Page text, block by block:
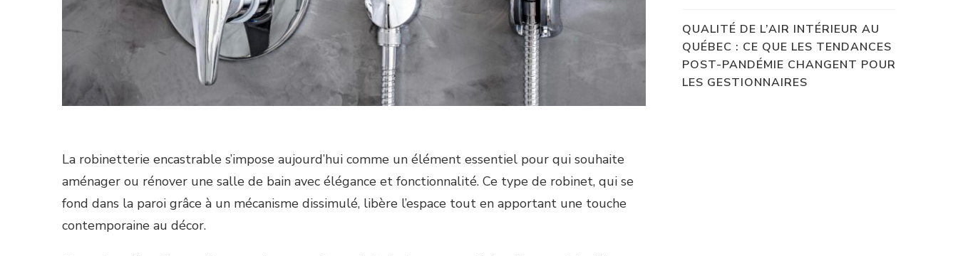
La robinetterie encastrable s’impose aujourd’hui comme un élément essentiel pour qui souhaite
aménager ou rénover une salle de bain avec élégance et fonctionnalité. Ce type de robinet, qui se
fond dans la paroi grâce à un mécanisme dissimulé, libère l’espace tout en apportant une touche
contemporaine au décor.
QUALITÉ DE L’AIR INTÉRIEUR AU
QUÉBEC : CE QUE LES TENDANCES
POST-PANDÉMIE CHANGENT POUR
LES GESTIONNAIRES